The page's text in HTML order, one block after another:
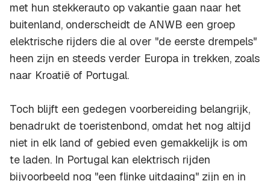
met hun stekkerauto op vakantie gaan naar het
buitenland, onderscheidt de ANWB een groep
elektrische rijders die al over "de eerste drempels"
heen zijn en steeds verder Europa in trekken, zoals
naar Kroatië of Portugal.
Toch blijft een gedegen voorbereiding belangrijk,
benadrukt de toeristenbond, omdat het nog altijd
niet in elk land of gebied even gemakkelijk is om
te laden. In Portugal kan elektrisch rijden
bijvoorbeeld nog "een flinke uitdaging" zijn en in